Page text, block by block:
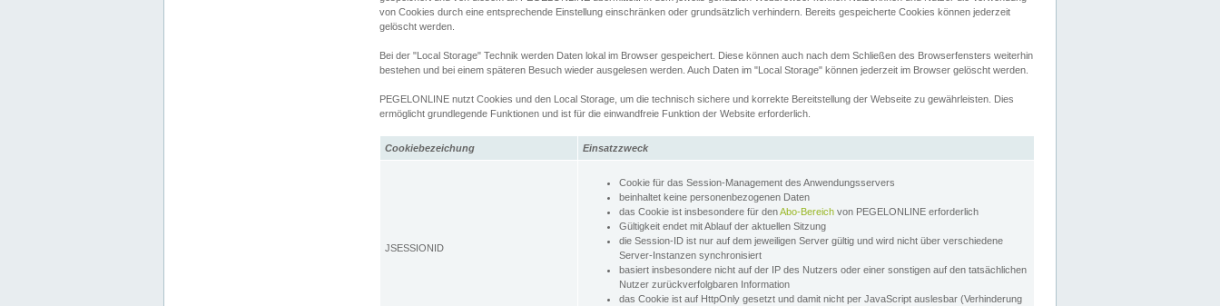
von Cookies durch eine entsprechende Einstellung einschränken oder grundsätzlich verhindern. Bereits gespeicherte Cookies können jederzeit
gelöscht werden.
Bei der "Local Storage" Technik werden Daten lokal im Browser gespeichert. Diese können auch nach dem Schließen des Browserfensters weiterhin
bestehen und bei einem späteren Besuch wieder ausgelesen werden. Auch Daten im "Local Storage" können jederzeit im Browser gelöscht werden.
PEGELONLINE nutzt Cookies und den Local Storage, um die technisch sichere und korrekte Bereitstellung der Webseite zu gewährleisten. Dies
ermöglicht grundlegende Funktionen und ist für die einwandfreie Funktion der Website erforderlich.
Cookiebezeichung Einsatzzweck
JSESSIONID
Cookie für das Session-Management des Anwendungsservers
beinhaltet keine personenbezogenen Daten
das Cookie ist insbesondere für denAbo-Bereich von PEGELONLINE erforderlich
Gültigkeit endet mit Ablauf der aktuellen Sitzung
die Session-ID ist nur auf dem jeweiligen Server gültig und wird nicht über verschiedene
Server-Instanzen synchronisiert
basiert insbesondere nicht auf der IP des Nutzers oder einer sonstigen auf den tatsächlichen
Nutzer zurückverfolgbaren Information
das Cookie ist auf HttpOnly gesetzt und damit nicht per JavaScript auslesbar (Verhinderung